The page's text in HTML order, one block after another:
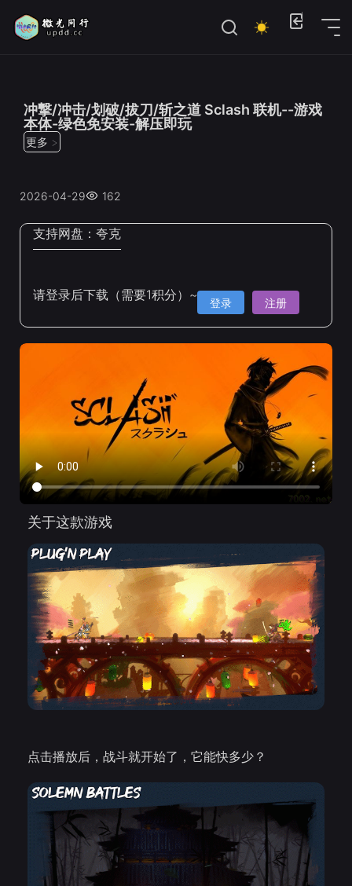
冲撃/冲击/划破/拔刀/斩之道 Sclash 联机--游戏
本体-绿色免安装-解压即玩
更多 >
2026-04-29 162
支持网盘： 夸克
请登录后下载（需要1积分）~ 登录 注册
关于这款游戏
点击播放后，战斗就开始了，它能快多少？